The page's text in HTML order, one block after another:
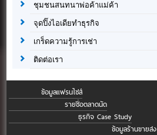
ชุมชนสนทนาพ่อค้าแม่ค้า
จุดปิ๊งไอเดียทำธุรกิจ
เกร็ดความรู้การเช่า
ติดต่อเรา
ข้อมูลแฟรนไชส์
รายชื่อตลาดนัด
ธุรกิจ Case Study
ข้อมูลร้านขายส่ง